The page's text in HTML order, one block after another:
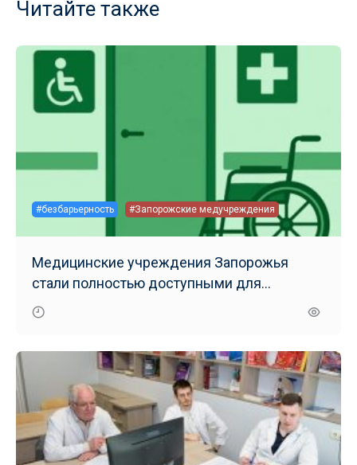
Читайте также
#безбарьерность #Запорожские медучреждения
Медицинские учреждения Запорожья
стали полностью доступными для
маломобильных групп населения